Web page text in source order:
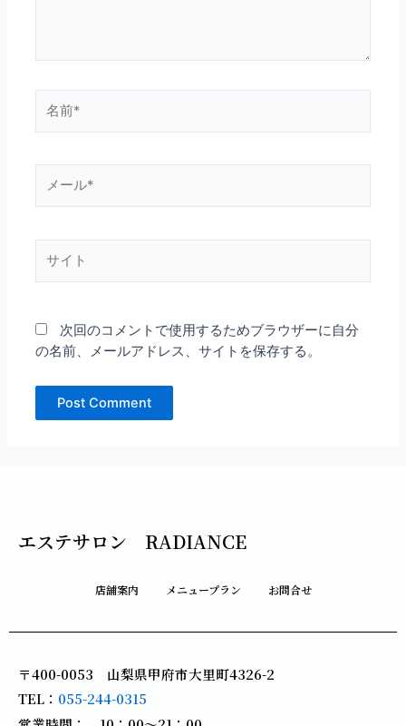
前
ー
*
次回のコメントで使用するためブラウザーに自分
の名前、メールアドレス、サイトを保存する。
エステサロン RADIANCE
店舗案内 メニュープラン お問合せ
〒400-0053 山梨県甲府市大里町4326-2
TEL： 055-244-0315